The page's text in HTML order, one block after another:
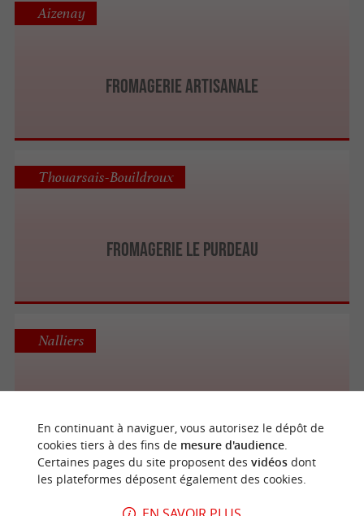
FROMAGERIE ARTISANALE
Aizenay
FROMAGERIE LE PURDEAU
Thouarsais-Bouildroux
Nalliers
Saint-Pierre-du-Chemin
En continuant à naviguer, vous autorisez le dépôt de
cookies tiers à des fins de mesure d'audience.
Certaines pages du site proposent des vidéosdont
les plateformes déposent également des cookies.